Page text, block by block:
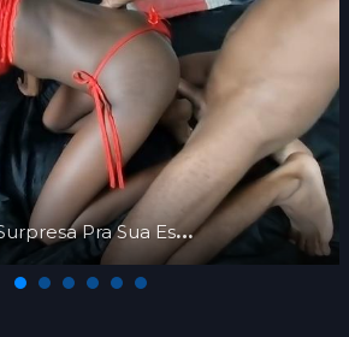
Marido Fez Uma Surpresa Pra Sua Esposa Safadinha